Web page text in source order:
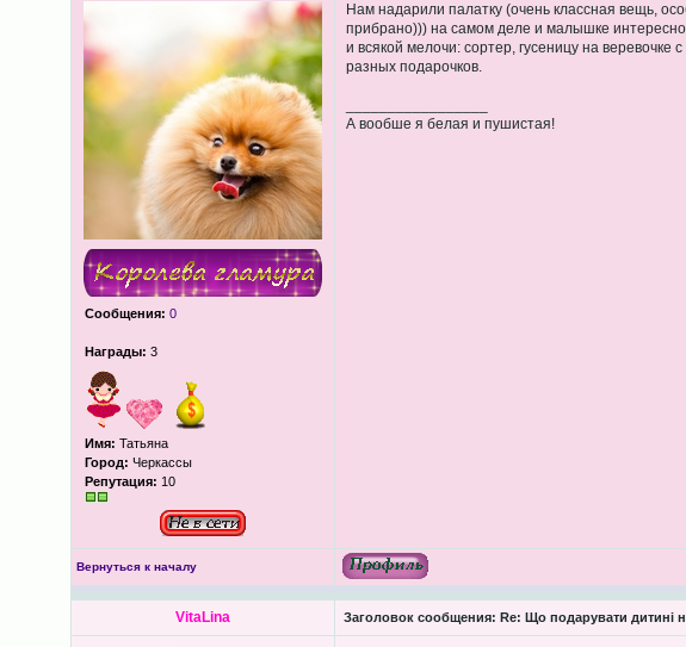
Сообщения: 0
Награды: 3
Имя: Татьяна
Город: Черкассы
Репутация: 10
Нам надарили палатку (очень классная вещь,
прибрано))) на самом деле и малышке интересно.
и всякой мелочи: сортер, гусеницу на
разных подарочков.
А вообше я белая и пушистая!
Вернуться к началу
VitaLina Заголовок сообщения: Re: Що подарувати дитині